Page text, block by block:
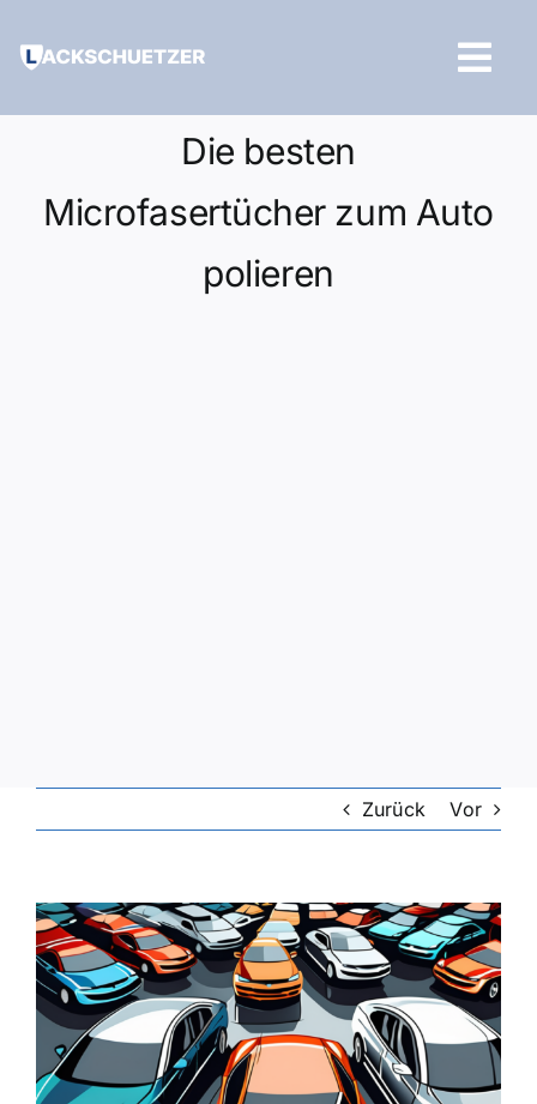
Inhalt
Die besten
Microfasertücher zum Auto
polieren
Zurück Vor
Zeige
grösseres
Bild